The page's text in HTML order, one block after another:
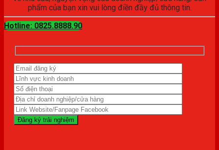
phẩm của bạn xin vui lòng điền đầy đủ thông tin.
Hotline: 0825.8888.90